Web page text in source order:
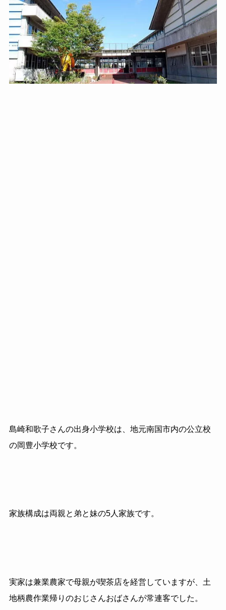
島崎和歌子さんの出身小学校は、地元南国市内の公立校
の岡豊小学校です。
家族構成は両親と弟と妹の5人家族です。
実家は兼業農家で母親が喫茶店を経営していますが、土
地柄農作業帰りのおじさんおばさんが常連客でした。